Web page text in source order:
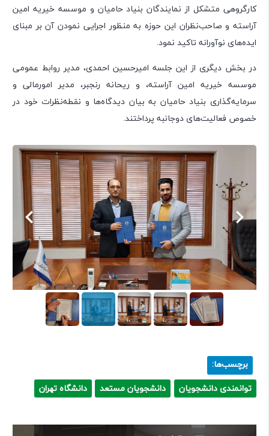
کارگروهی متشکل از نمایندگان بنیاد حامیان و موسسه خیریه امین
آراسته و صاحب‌نظران این حوزه به منظور اجرایی نمودن آن بر مبنای
ایده‌های نوآورانه تاکید نمود.
در بخش دیگری از این جلسه امیرحسین احمدی، مدیر روابط عمومی
موسسه خیریه امین آراسته، و ریحانه رنجبر، مدیر امورمالی و
سرمایه‌گذاری بنیاد حامیان به بیان دیدگاه‌ها و نقطه‌نظرات خود در
خصوص فعالیت‌های دوجانبه پرداختند.
برچسب‌ها:
توانمندی دانشجویان
دانشجویان مستعد دانشگاه تهران